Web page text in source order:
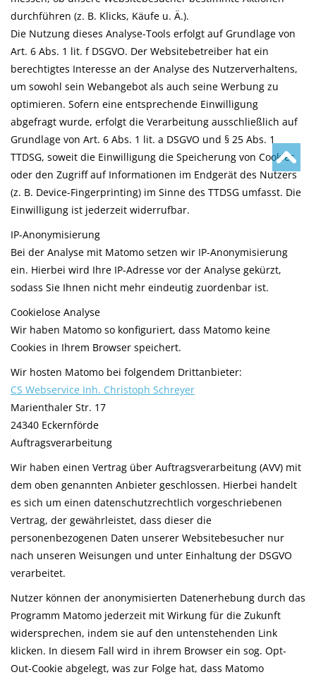
durchführen (z. B. Klicks, Käufe u. Ä.).
Die Nutzung dieses Analyse-Tools erfolgt auf Grundlage von
Art. 6 Abs. 1 lit. f DSGVO. Der Websitebetreiber hat ein
berechtigtes Interesse an der Analyse des Nutzerverhaltens,
um sowohl sein Webangebot als auch seine Werbung zu
optimieren. Sofern eine entsprechende Einwilligung
abgefragt wurde, erfolgt die Verarbeitung ausschließlich auf
Grundlage von Art. 6 Abs. 1 lit. a DSGVO und § 25 Abs. 1
TTDSG, soweit die Einwilligung die Speicherung von Cookies
oder den Zugriff auf Informationen im Endgerät des Nutzers
(z. B. Device-Fingerprinting) im Sinne des TTDSG umfasst. Die
Einwilligung ist jederzeit widerrufbar.
IP-Anonymisierung
Bei der Analyse mit Matomo setzen wir IP-Anonymisierung
ein. Hierbei wird Ihre IP-Adresse vor der Analyse gekürzt,
sodass Sie Ihnen nicht mehr eindeutig zuordenbar ist.
Cookielose Analyse
Wir haben Matomo so konfiguriert, dass Matomo keine
Cookies in Ihrem Browser speichert.
Wir hosten Matomo bei folgendem Drittanbieter:
CS Webservice Inh. Christoph Schreyer
Marienthaler Str. 17
24340 Eckernförde
Auftragsverarbeitung
Wir haben einen Vertrag über Auftragsverarbeitung (AVV) mit
dem oben genannten Anbieter geschlossen. Hierbei handelt
es sich um einen datenschutzrechtlich vorgeschriebenen
Vertrag, der gewährleistet, dass dieser die
personenbezogenen Daten unserer Websitebesucher nur
nach unseren Weisungen und unter Einhaltung der DSGVO
verarbeitet.
Nutzer können der anonymisierten Datenerhebung durch das
Programm Matomo jederzeit mit Wirkung für die Zukunft
widersprechen, indem sie auf den untenstehenden Link
klicken. In diesem Fall wird in ihrem Browser ein sog. Opt-
Out-Cookie abgelegt, was zur Folge hat, dass Matomo